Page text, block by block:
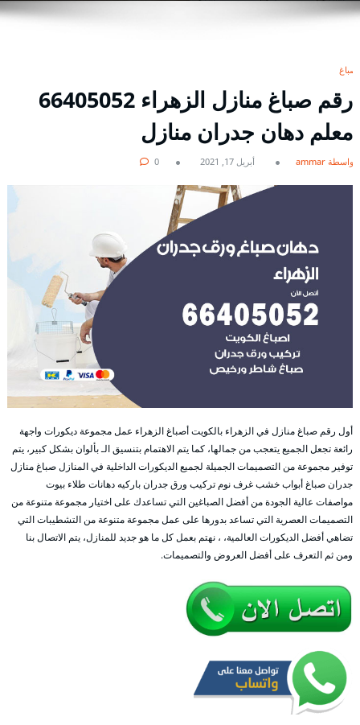
صباغ
رقم صباغ منازل الزهراء 66405052
معلم دهان جدران منازل
بواسطة ammar أبريل 17, 2021 0
أول رقم صباغ منازل في الزهراء بالكويت أصباغ الزهراء عمل مجموعة ديكورات واجهة
رائعة تجعل الجميع يتعجب من جمالها، كما يتم الاهتمام بتنسيق الـ بألوان بشكل كبير، يتم
توفير مجموعة من التصميمات الجميلة لجميع الديكورات الداخلية في المنازل صباغ منازل
جدران صباغ أبواب خشب غرف نوم تركيب ورق جدران باركيه دهانات طلاء بيوت
مواصفات عالية الجودة من أفضل الصباغين التي تساعدك على اختيار مجموعة متنوعة من
التصميمات العصرية التي تساعد بدورها على عمل مجموعة متنوعة من التشطيبات التي
تضاهي أفضل الديكورات العالمية، ، نهتم بعمل كل ما هو جديد للمنازل، يتم الاتصال بنا
ومن ثم التعرف على أفضل العروض والتصميمات.